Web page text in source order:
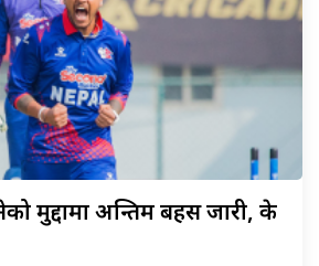
मुद्दामा अन्तिम बहस जारी, के